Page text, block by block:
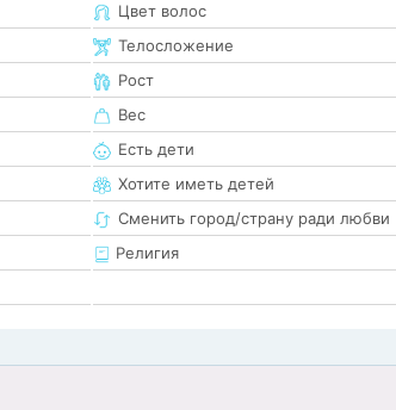
Цвет волос
Телосложение
Рост
Вес
Есть дети
Хотите иметь детей
Сменить город/страну ради любви
Религия